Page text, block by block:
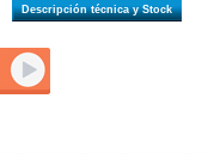
Descripción técnica y Stock